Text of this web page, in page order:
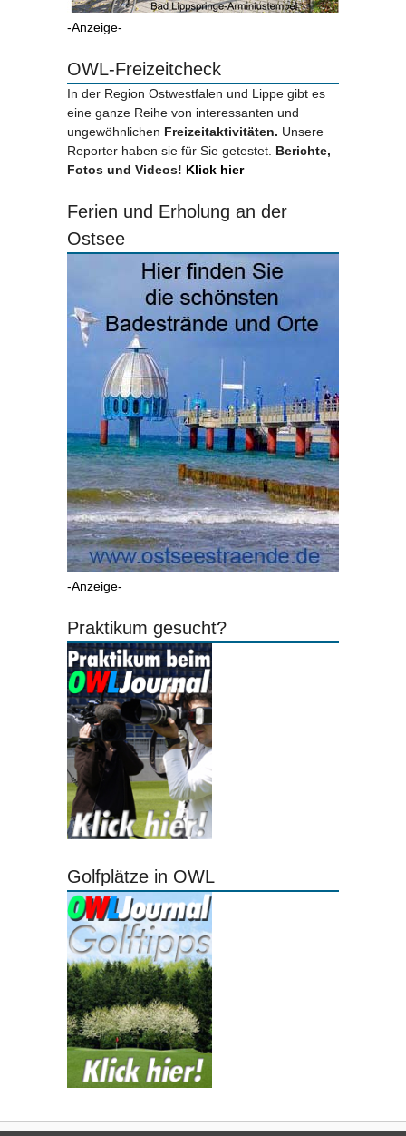
-Anzeige-
OWL-Freizeitcheck
In der Region Ostwestfalen und Lippe gibt es
eine ganze Reihe von interessanten und
ungewöhnlichen Freizeitaktivitäten. Unsere
Reporter haben sie für Sie getestet. Berichte,
Fotos und Videos! Klick hier
Ferien und Erholung an der
Ostsee
-Anzeige-
Praktikum gesucht?
Golfplätze in OWL